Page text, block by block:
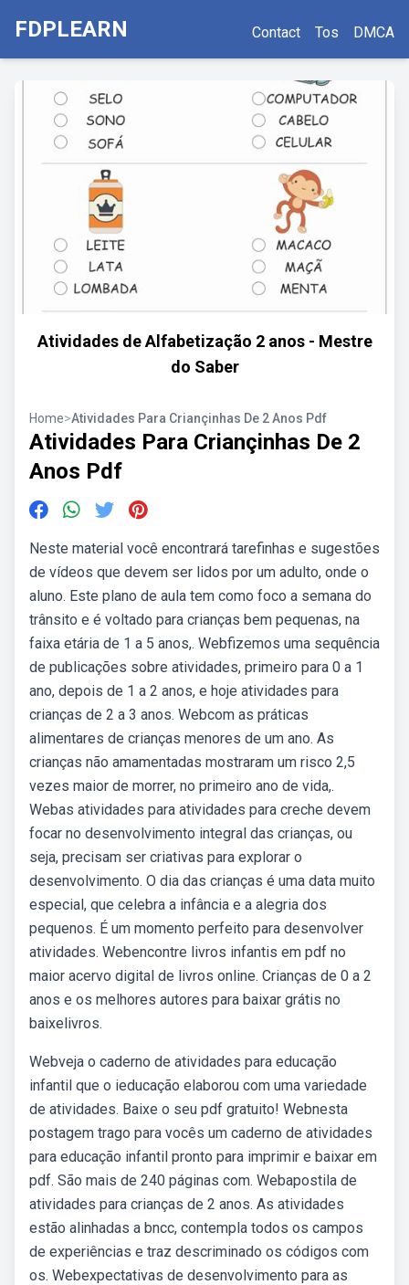
FDPLEARN Contact Tos DMCA
Atividades de Alfabetização 2 anos - Mestre
do Saber
Home>Atividades Para Criançinhas De 2 Anos Pdf
Atividades Para Criançinhas De 2
Anos Pdf
Neste material você encontrará tarefinhas e sugestões
de vídeos que devem ser lidos por um adulto, onde o
aluno. Este plano de aula tem como foco a semana do
trânsito e é voltado para crianças bem pequenas, na
faixa etária de 1 a 5 anos,. Webfizemos uma sequência
de publicações sobre atividades, primeiro para 0 a 1
ano, depois de 1 a 2 anos, e hoje atividades para
crianças de 2 a 3 anos. Webcom as práticas
alimentares de crianças menores de um ano. As
crianças não amamentadas mostraram um risco 2,5
vezes maior de morrer, no primeiro ano de vida,.
Webas atividades para atividades para creche devem
focar no desenvolvimento integral das crianças, ou
seja, precisam ser criativas para explorar o
desenvolvimento. O dia das crianças é uma data muito
especial, que celebra a infância e a alegria dos
pequenos. É um momento perfeito para desenvolver
atividades. Webencontre livros infantis em pdf no
maior acervo digital de livros online. Crianças de 0 a 2
anos e os melhores autores para baixar grátis no
baixelivros.
Webveja o caderno de atividades para educação
infantil que o ieducação elaborou com uma variedade
de atividades. Baixe o seu pdf gratuito! Webnesta
postagem trago para vocês um caderno de atividades
para educação infantil pronto para imprimir e baixar em
pdf. São mais de 240 páginas com. Webapostila de
atividades para crianças de 2 anos. As atividades
estão alinhadas a bncc, contempla todos os campos
de experiências e traz descriminado os códigos com
os. Webexpectativas de desenvolvimento para as